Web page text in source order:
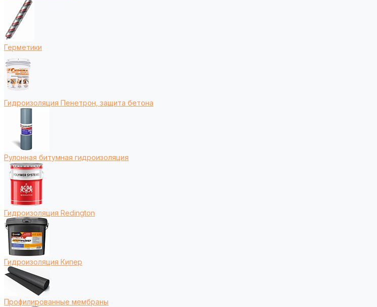
Герметики
Гидроизоляция Пенетрон, защита бетона
Рулонная битумная гидроизоляция
Гидроизоляция Redington
Гидроизоляция Кипер
Профилированные мембраны